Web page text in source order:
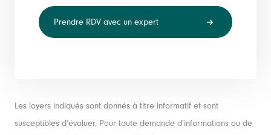
Prendre RDV avec un expert
Les loyers indiqués sont donnés à titre informatif et sont
susceptibles d’évoluer. Pour toute demande d’informations ou de